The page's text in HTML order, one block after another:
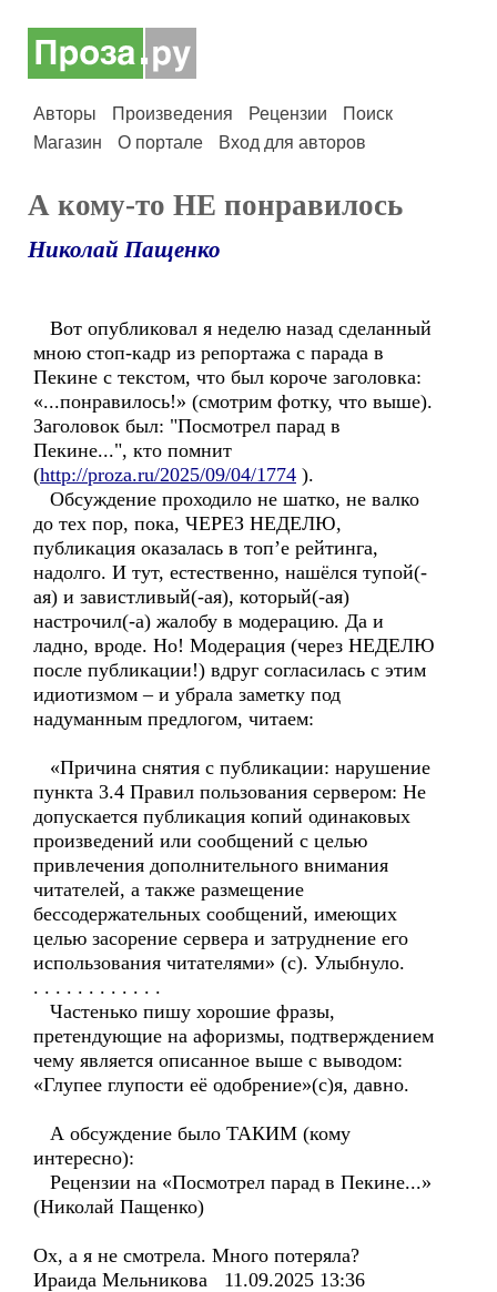
Авторы Произведения Рецензии
Поиск
Магазин
О портале Вход для авторов
А кому-то НЕ понравилось
Николай Пащенко
Вот опубликовал я неделю назад сделанный
мною стоп-кадр из репортажа с парада в
Пекине с текстом, что был короче заголовка:
«...понравилось!» (смотрим фотку, что выше).
Заголовок был: "Посмотрел парад в
Пекине...", кто помнит
(http://proza.ru/2025/09/04/1774 ).
Обсуждение проходило не шатко, не валко
до тех пор, пока, ЧЕРЕЗ НЕДЕЛЮ,
публикация оказалась в топ’е рейтинга,
надолго. И тут, естественно, нашёлся тупой(-
ая) и завистливый(-ая), который(-ая)
настрочил(-а) жалобу в модерацию. Да и
ладно, вроде. Но! Модерация (через НЕДЕЛЮ
после публикации!) вдруг согласилась с этим
идиотизмом – и убрала заметку под
надуманным предлогом, читаем:
«Причина снятия с публикации: нарушение
пункта 3.4 Правил пользования сервером: Не
допускается публикация копий одинаковых
произведений или сообщений с целью
привлечения дополнительного внимания
читателей, а также размещение
бессодержательных сообщений, имеющих
целью засорение сервера и затруднение его
использования читателями» (с). Улыбнуло.
. . . . . . . . . . . .
Частенько пишу хорошие фразы,
претендующие на афоризмы, подтверждением
чему является описанное выше с выводом:
«Глупее глупости её одобрение»(с)я, давно.
А обсуждение было ТАКИМ (кому
интересно):
Рецензии на «Посмотрел парад в Пекине...»
(Николай Пащенко)
Ох, а я не смотрела. Много потеряла?
Ираида Мельникова 11.09.2025 13:36